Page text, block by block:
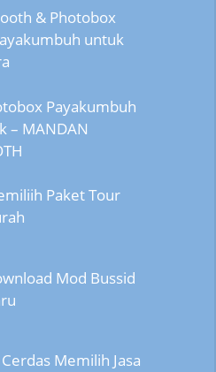
& Photobox
untuk
Payakumbuh
– MANDAN
Paket Tour
Mod Bussid
Memilih Jasa